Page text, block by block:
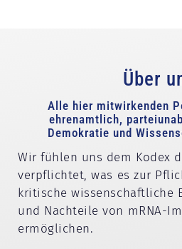
Über
Alle hier mitwirkenden
ehrenamtlich,
Demokratie und
Wir fühlen uns dem Kodex
verpflichtet, was es zur
kritische wissenschaftliche
und Nachteile von mRNA-
ermöglichen.